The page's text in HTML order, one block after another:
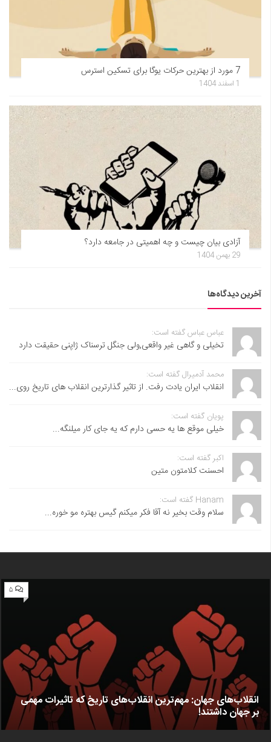
7 مورد از بهترین حرکات یوگا برای تسکین استرس
1 اسفند 1404
آزادی بیان چیست و چه اهمیتی در جامعه دارد؟
29 بهمن 1404
آخرین دیدگاه‌ها
عباس عباس گفته است:
تخیلی و گاهی غیر واقعی,ولی جنگل ترسناک ژاپنی حقیقت دارد
محمد آدمیرال گفته است:
انقلاب ایران یادت رفت. از تاثیر گذارترین انقلاب های تاریخ روی...
پویان گفته است:
خیلی موقع ها یه حسی دارم که یه جای کار میلنگه...
اکبر گفته است:
احسنت ‌کلامتون متین
Hanam گفته است:
سلام وقت بخیر نه آقا فکر میکنم گیس بهتره مو خوره...
۵
انقلاب‌های جهان: مهم‌ترین انقلاب‌های تاریخ که تاثیرات مهمی
بر جهان داشتند!